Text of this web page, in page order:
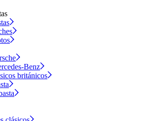
Benz
británicos